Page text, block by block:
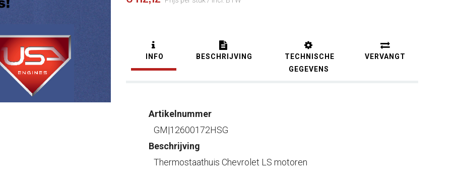
INFO BESCHRIJVING
TECHNISCHE
GEGEVENS
VERVANGT
Artikelnummer
GM|12600172HSG
Beschrijving
Thermostaathuis Chevrolet LS motoren